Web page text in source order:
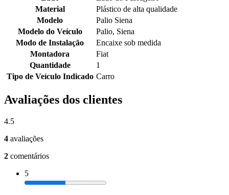
Material
Plástico de alta qualidade
Modelo
Palio Siena
Modelo do Veículo
Palio, Siena
Modo de Instalação
Encaixe sob medida
Montadora
Fiat
Quantidade
1
Tipo de Veículo Indicado Carro
Avaliações dos clientes
4.5
4 avaliações
2 comentários
5